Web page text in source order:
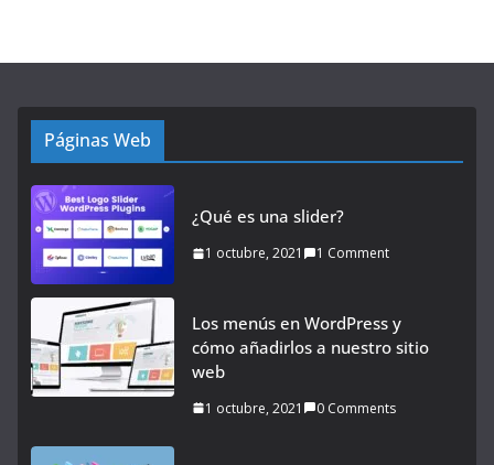
Páginas Web
¿Qué es una slider?
1 octubre, 2021 1 Comment
Los menús en WordPress y
cómo añadirlos a nuestro sitio
web
1 octubre, 2021 0 Comments